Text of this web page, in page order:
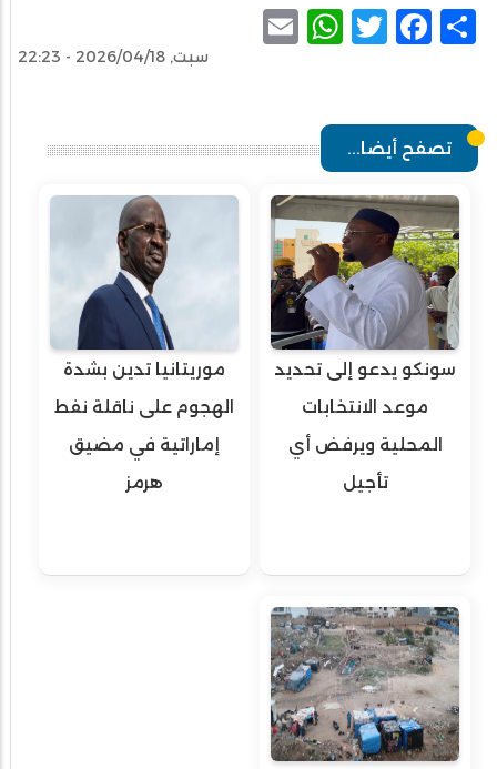
Share
Facebook
Twitter
WhatsApp
سبت, 2026/04/18 - 22:23
تصفح أيضا...
سونكو يدعو إلى تحديد
موعد الانتخابات
المحلية ويرفض أي
تأجيل
موريتانيا تدين بشدة
الهجوم على ناقلة نفط
إماراتية في مضيق
هرمز